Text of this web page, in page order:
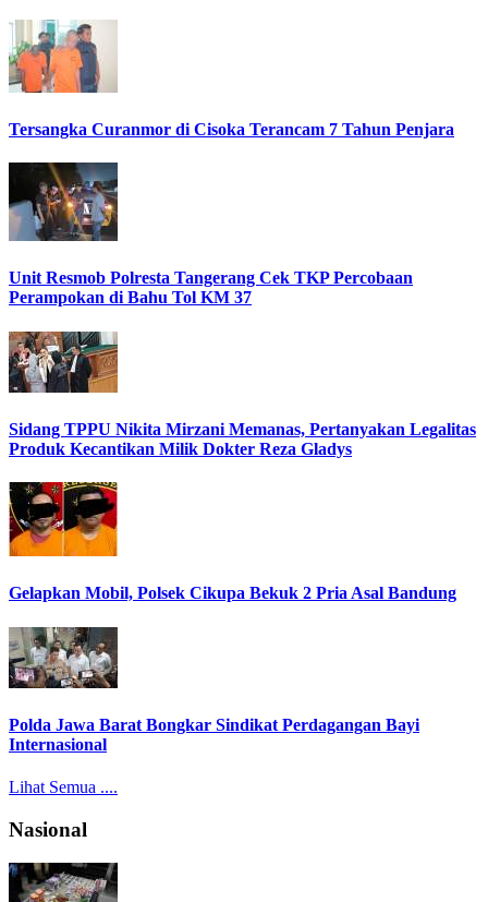
Tersangka Curanmor di Cisoka Terancam 7 Tahun Penjara
Unit Resmob Polresta Tangerang Cek TKP Percobaan
Perampokan di Bahu Tol KM 37
Sidang TPPU Nikita Mirzani Memanas, Pertanyakan Legalitas
Produk Kecantikan Milik Dokter Reza Gladys
Gelapkan Mobil, Polsek Cikupa Bekuk 2 Pria Asal Bandung
Polda Jawa Barat Bongkar Sindikat Perdagangan Bayi
Internasional
Lihat Semua ....
Nasional